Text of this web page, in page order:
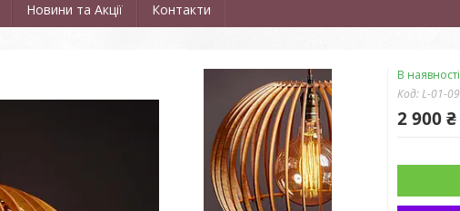
Новини та Акції Контакти
В наявності
Код:L-01-09
2 900 ₴